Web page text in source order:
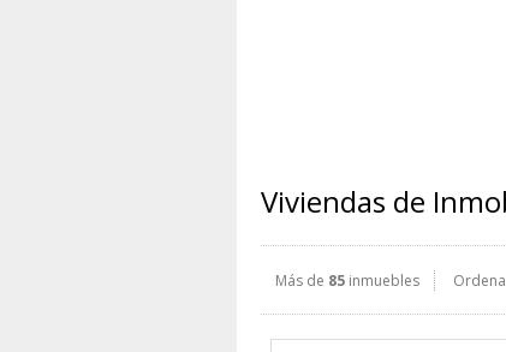
Viviendas de
Más de 85 inmuebles